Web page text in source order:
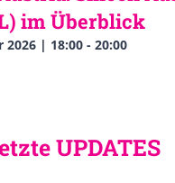
im Überblick
2026 | 18:00 - 20:00
UPDATES